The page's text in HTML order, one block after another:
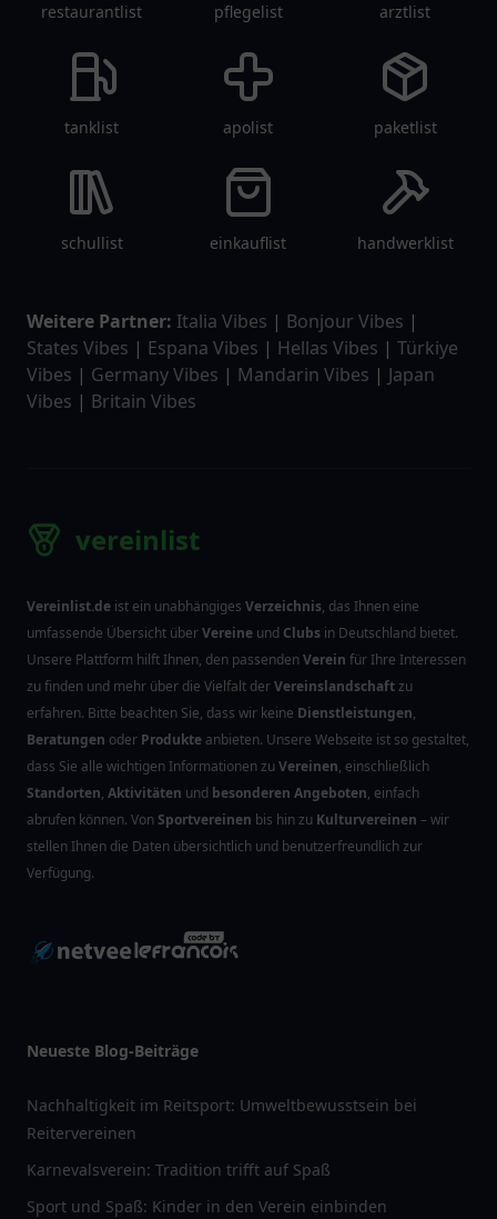
restaurantlist pflegelist arztlist
tanklist apolist paketlist
schullist einkauflist handwerklist
Weitere Partner: Italia Vibes | Bonjour Vibes |
States Vibes | Espana Vibes | Hellas Vibes | Türkiye
Vibes | Germany Vibes | Mandarin Vibes | Japan
Vibes | Britain Vibes
vereinlist
Vereinlist.de ist ein unabhängiges Verzeichnis, das Ihnen eine
umfassende Übersicht überVereine und Clubs in Deutschland bietet.
Unsere Plattform hilft Ihnen, den passendenVerein für Ihre Interessen
zu finden und mehr über die Vielfalt derVereinslandschaftzu
erfahren. Bitte beachten Sie, dass wir keine Dienstleistungen,
Beratungen oder Produkte anbieten. Unsere Webseite ist so gestaltet,
dass Sie alle wichtigen Informationen zu Vereinen, einschließlich
Standorten, Aktivitäten und besonderen Angeboten, einfach
abrufen können. VonSportvereinen bis hin zu Kulturvereinen – wir
stellen Ihnen die Daten übersichtlich und benutzerfreundlich zur
Verfügung.
Neueste Blog-Beiträge
Nachhaltigkeit im Reitsport: Umweltbewusstsein bei
Reitervereinen
Karnevalsverein: Tradition trifft auf Spaß
Sport und Spaß: Kinder in den Verein einbinden